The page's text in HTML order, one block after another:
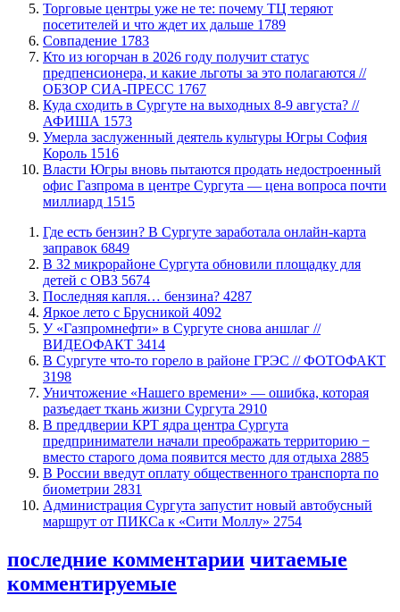
Торговые центры уже не те: почему ТЦ теряют
посетителей и что ждет их дальше 1789
​Совпадение 1783
Кто из югорчан в 2026 году получит статус
предпенсионера, и какие льготы за это полагаются //
ОБЗОР СИА-ПРЕСС 1767
​Куда сходить в Сургуте на выходных 8-9 августа? //
АФИША 1573
​Умерла заслуженный деятель культуры Югры София
Король 1516
Власти Югры вновь пытаются продать недостроенный
офис Газпрома в центре Сургута — цена вопроса почти
миллиард 1515
​Где есть бензин? В Сургуте заработала онлайн-карта
заправок 6849
В 32 микрорайоне Сургута обновили площадку для
детей с ОВЗ 5674
​Последняя капля… бензина? 4287
Яркое лето с Брусникой 4092
У «Газпромнефти» в Сургуте снова аншлаг //
ВИДЕОФАКТ 3414
​В Сургуте что-то горело в районе ГРЭС // ФОТОФАКТ
3198
​Уничтожение «Нашего времени» — ошибка, которая
разъедает ткань жизни Сургута 2910
​В преддверии КРТ ядра центра Сургута
предприниматели начали преображать территорию −
вместо старого дома появится место для отдыха 2885
В России введут оплату общественного транспорта по
биометрии 2831
​Администрация Сургута запустит новый автобусный
маршрут от ПИКСа к «Сити Моллу» 2754
последние комментарии читаемые
комментируемые